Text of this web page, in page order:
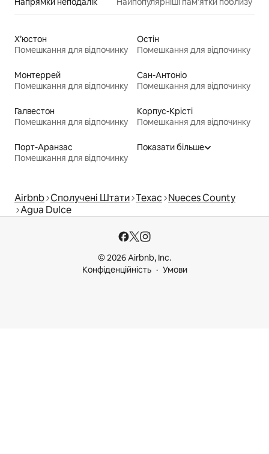
Х’юстон
Помешкання для відпочинку
Остін
Помешкання для відпочинку
Монтеррей
Помешкання для відпочинку
Сан-Антоніо
Помешкання для відпочинку
Галвестон
Помешкання для відпочинку
Корпус-Крісті
Помешкання для відпочинку
Порт-Аранзас
Помешкання для відпочинку
Показати більше
Airbnb Сполучені Штати Техас Nueces County
Agua Dulce
© 2026 Airbnb, Inc.
Конфіденційність
Умови